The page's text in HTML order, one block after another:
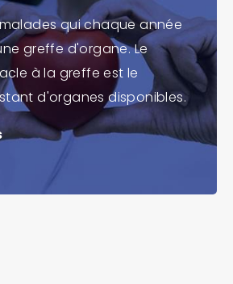
malades qui chaque année
greffe d'organe. Le
à la greffe est le
d'organes disponibles.